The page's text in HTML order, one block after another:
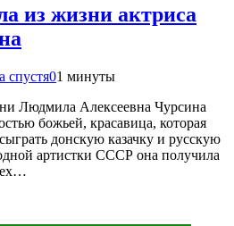
из жизни актриса
спустя01 минуты
Людмила Алексеевна Чурсина
божьей, красавица, которая
донскую казачку и русскую
артистки СССР она получила